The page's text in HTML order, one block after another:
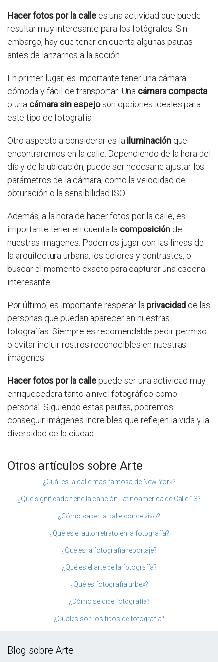
Hacer fotos por la calle es una actividad que puede
resultar muy interesante para los fotógrafos. Sin
embargo, hay que tener en cuenta algunas pautas
antes de lanzarnos a la acción.
En primer lugar, es importante tener una cámara
cómoda y fácil de transportar. Una cámara compacta
o una cámara sin espejoson opciones ideales para
este tipo de fotografía.
Otro aspecto a considerar es la iluminación que
encontraremos en la calle. Dependiendo de la hora del
día y de la ubicación, puede ser necesario ajustar los
parámetros de la cámara, como la velocidad de
obturación o la sensibilidad ISO.
Además, a la hora de hacer fotos por la calle, es
importante tener en cuenta la composición de
nuestras imágenes. Podemos jugar con las líneas de
la arquitectura urbana, los colores y contrastes, o
buscar el momento exacto para capturar una escena
interesante.
Por último, es importante respetar la privacidad de las
personas que puedan aparecer en nuestras
fotografías. Siempre es recomendable pedir permiso
o evitar incluir rostros reconocibles en nuestras
imágenes.
Hacer fotos por la callepuede ser una actividad muy
enriquecedora tanto a nivel fotográfico como
personal. Siguiendo estas pautas, podremos
conseguir imágenes increíbles que reflejen la vida y la
diversidad de la ciudad.
Otros artículos sobre Arte
¿Cuál es la calle más famosa de New York?
¿Qué significado tiene la canción Latinoamerica de Calle 13?
¿Cómo saber la calle donde vivo?
¿Qué es el autorretrato en la fotografía?
¿Qué es la fotografía reportaje?
¿Qué es el arte de la fotografía?
¿Qué es fotografía urbex?
¿Cómo se dice fotografía?
¿Cuáles son los tipos de fotografía?
Blog sobre Arte